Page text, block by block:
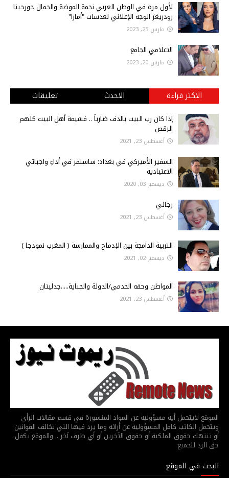
لأول مرة في الوطن العربي نجمة الموضة والجمال جورجينا
رودريغز الوجه الإعلاني لعدسات "أمارا"
مارس 25, 2023
الاعلامي الجامع
مارس 20, 2023
الاكثر قراءة الاحدث تعليقات
إذا كان رب البيت بالدف ضارباً .. فشيمة أهل البيت كلهم
الرقص
أغسطس 23, 2021
السفير الأميركي في بغداد: ساستمر في أداءِ واجباتي
الاعتيادية
ديسمبر 03, 2020
رجائي
أغسطس 23, 2021
التربية الدامجة بين الإدماج والممارسة ( المغرب نموذجا )
ديسمبر 02, 2021
المواطن وحقه الخدمي/الدولة والجباية.....جدليتان
أغسطس 23, 2021
الموقع لايتحمل أية مسؤولية عن المواد المنشورة في قسم مقالات الرأي
ويتحمل الكاتب كامل المسؤولية عن أرائه وما يرد فيها التي تخالف القوانين
أو تنتهك حقوق الملكية أو حقوق الآخرين أو أي طرف آخر .. والموقع يكفل
حق الرد للجميع
البحث في الموقع